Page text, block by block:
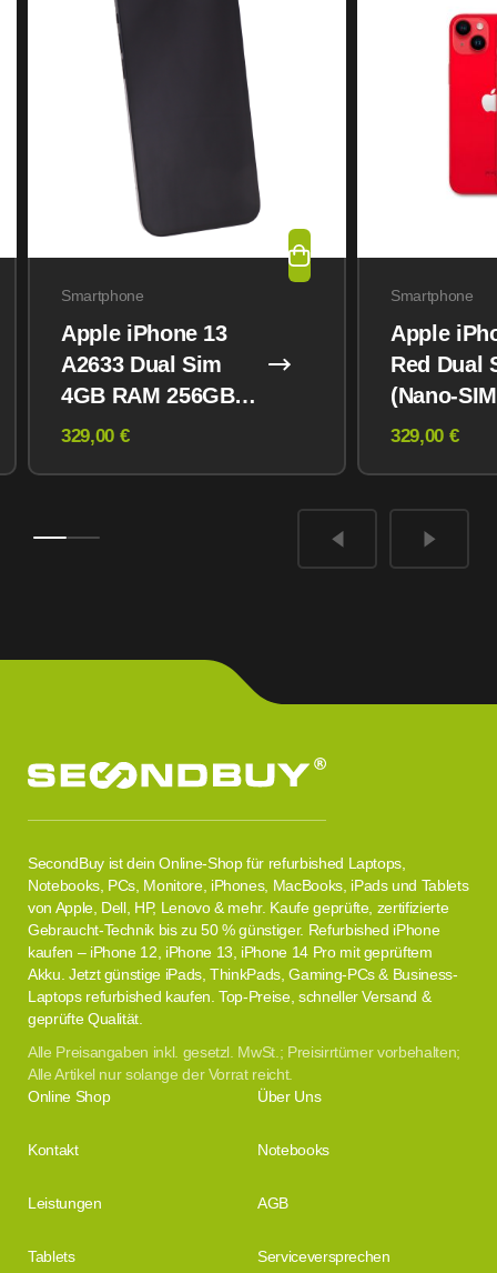
Smartphone
Apple iPhone 13
A2633 Dual Sim
4GB RAM 256GB
Midnight
329,00 €
Smartphone
Apple
Red Dual
(Nano-
eSIM)
329,00 €
SecondBuy ist dein Online-Shop für refurbished Laptops,
Notebooks, PCs, Monitore, iPhones, MacBooks, iPads und Tablets
von Apple, Dell, HP, Lenovo & mehr. Kaufe geprüfte, zertifizierte
Gebraucht-Technik bis zu 50 % günstiger. Refurbished iPhone
kaufen – iPhone 12, iPhone 13, iPhone 14 Pro mit geprüftem
Akku. Jetzt günstige iPads, ThinkPads, Gaming-PCs & Business-
Laptops refurbished kaufen. Top-Preise, schneller Versand &
geprüfte Qualität.
Alle Preisangaben inkl. gesetzl. MwSt.; Preisirrtümer vorbehalten;
Alle Artikel nur solange der Vorrat reicht.
Online Shop Über Uns
Kontakt Notebooks
Leistungen AGB
Tablets Serviceversprechen